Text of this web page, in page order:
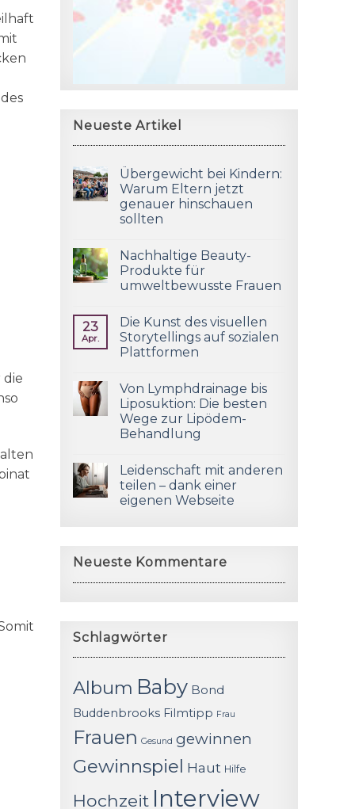
die
Neueste Artikel
Übergewicht bei Kindern:
Warum Eltern jetzt
genauer hinschauen
sollten
Nachhaltige Beauty-
Produkte für
umweltbewusste Frauen
23
Apr.
Die Kunst des visuellen
Storytellings auf sozialen
Plattformen
Von Lymphdrainage bis
Liposuktion: Die besten
Wege zur Lipödem-
Behandlung
Leidenschaft mit anderen
teilen – dank einer
eigenen Webseite
Neueste Kommentare
Schlagwörter
Album Baby Bond
Buddenbrooks Filmtipp Frau
Frauen Gesund gewinnen
Gewinnspiel Haut Hilfe
Hochzeit Interview